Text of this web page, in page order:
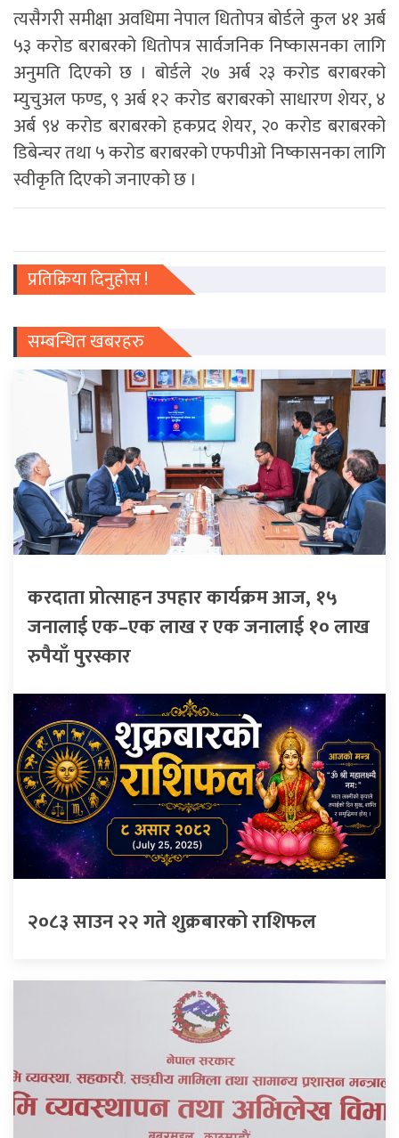
त्यसैगरी समीक्षा अवधिमा नेपाल धितोपत्र बोर्डले कुल ४१ अर्ब
५३ करोड बराबरको धितोपत्र सार्वजनिक निष्कासनका लागि
अनुमति दिएको छ । बोर्डले २७ अर्ब २३ करोड बराबरको
म्युचुअल फण्ड, ९ अर्ब १२ करोड बराबरको साधारण शेयर, ४
अर्ब ९४ करोड बराबरको हकप्रद शेयर, २० करोड बराबरको
डिबेन्चर तथा ५ करोड बराबरको एफपीओ निष्कासनका लागि
स्वीकृति दिएको जनाएको छ ।
प्रतिक्रिया दिनुहोस !
सम्बन्धित खबरहरु
करदाता प्रोत्साहन उपहार कार्यक्रम आज, १५
जनालाई एक–एक लाख र एक जनालाई १० लाख
रुपैयाँ पुरस्कार
२०८३ साउन २२ गते शुक्रबारको राशिफल